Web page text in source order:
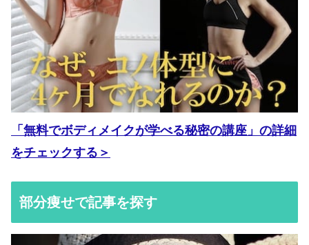
「無料でボディメイクが学べる秘密の講座」の詳細
をチェックする＞
部分痩せで記事を探す